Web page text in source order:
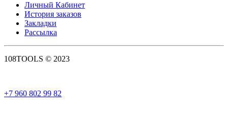
Личный Кабинет
История заказов
Закладки
Рассылка
108TOOLS © 2023
+7 960 802 99 82